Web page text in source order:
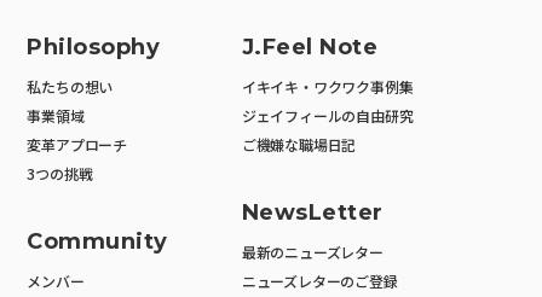
Philosophy
私たちの想い
事業領域
変革アプローチ
3つの挑戦
Community
メンバー
J.Feel Note
イキイキ・ワクワク事例集
ジェイフィールの自由研究
ご機嫌な職場日記
NewsLetter
最新のニューズレター
ニューズレターのご登録